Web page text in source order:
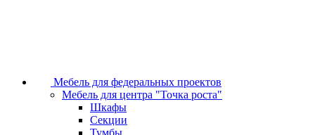
Мебель для федеральных проектов
Мебель для центра "Точка роста"
Шкафы
Секции
Тумбы